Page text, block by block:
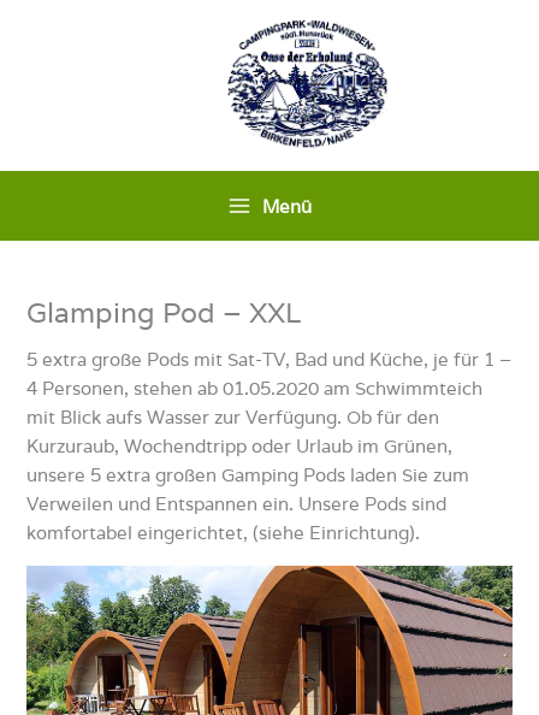
Menü
Glamping Pod – XXL
5 extra große Pods mit Sat-TV, Bad und Küche, je für 1 –
4 Personen, stehen ab 01.05.2020 am Schwimmteich
mit Blick aufs Wasser zur Verfügung. Ob für den
Kurzuraub, Wochendtripp oder Urlaub im Grünen,
unsere 5 extra großen Gamping Pods laden Sie zum
Verweilen und Entspannen ein. Unsere Pods sind
komfortabel eingerichtet, (siehe Einrichtung).